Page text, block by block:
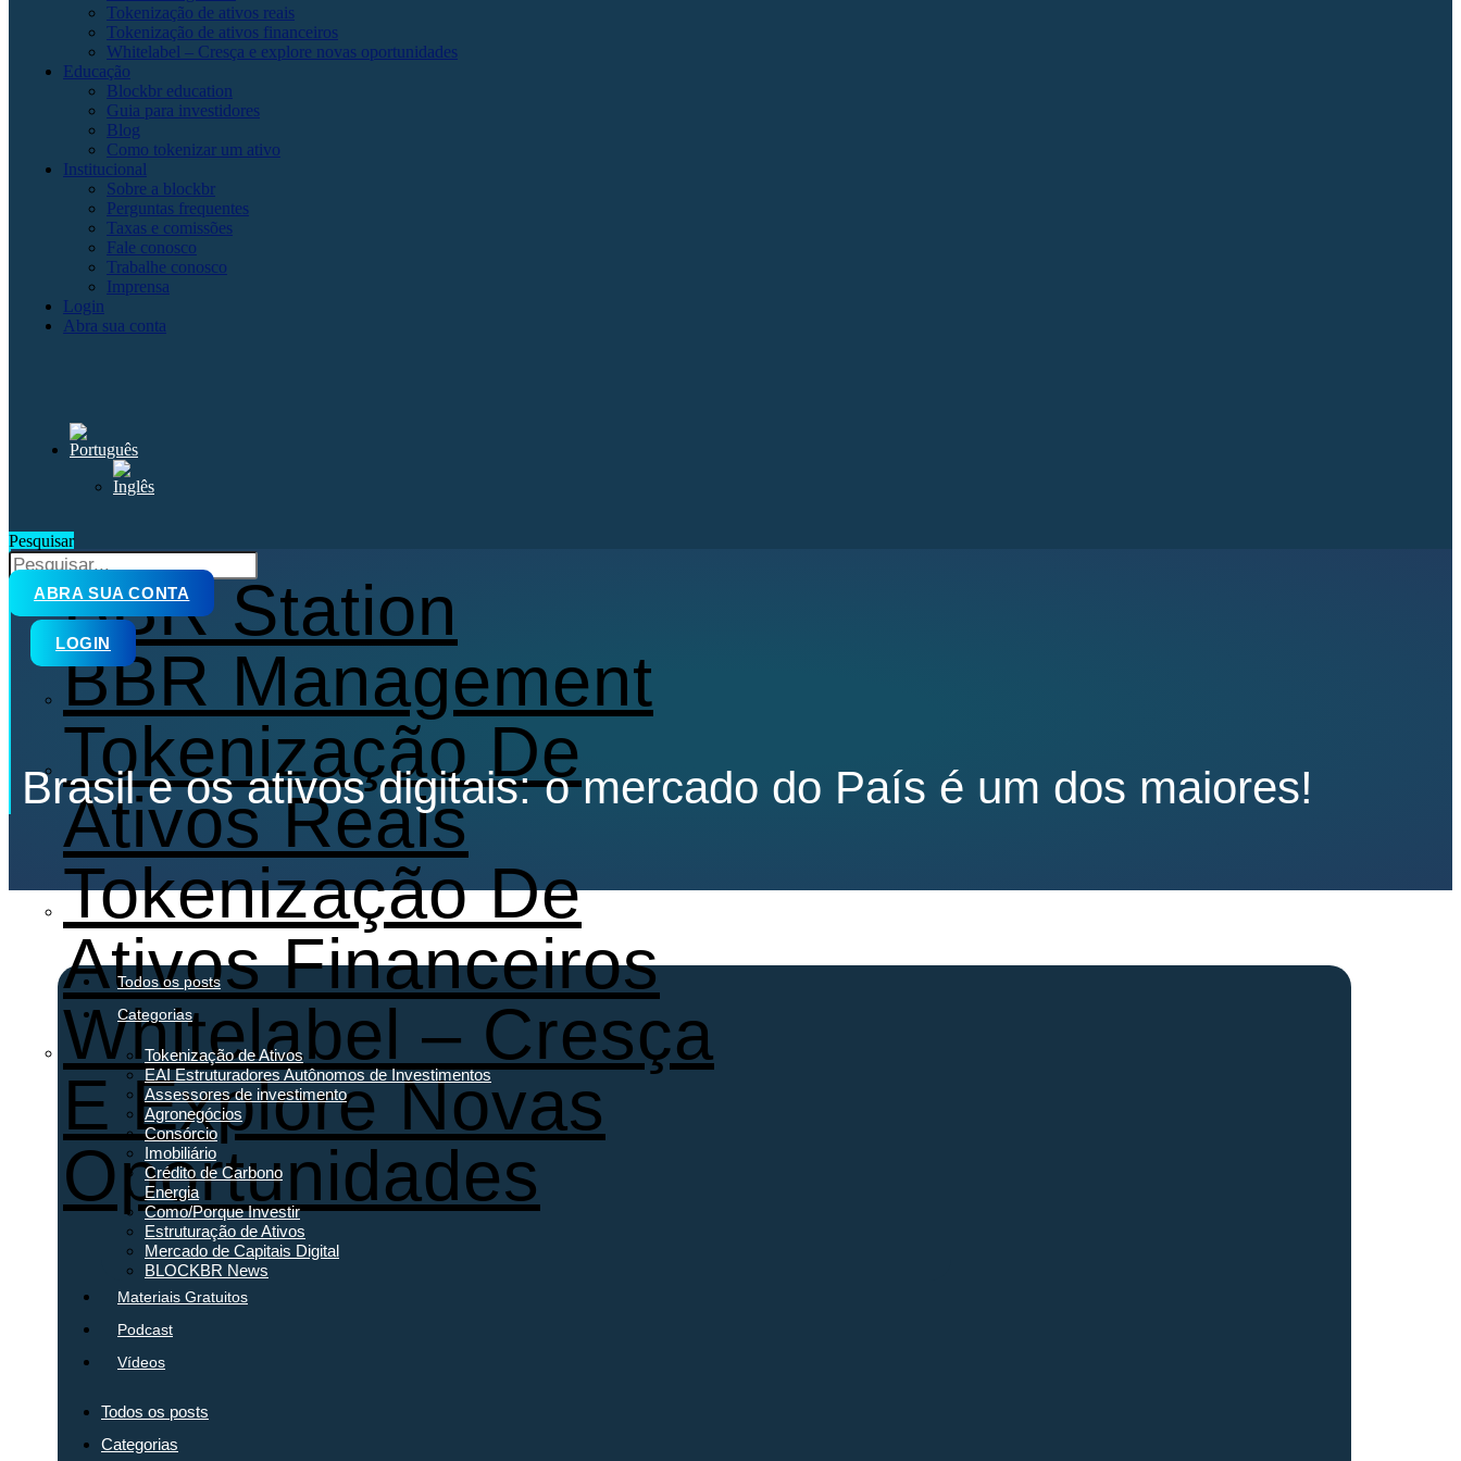
Produtos
BBR Station
BBR Management
Tokenização De
Ativos Reais
Tokenização De
Ativos Financeiros
Whitelabel – Cresça
E Explore Novas
Oportunidades
Tokenização de ativos reais
Tokenização de ativos financeiros
Whitelabel – Cresça e explore novas oportunidades
Educação
Blockbr education
Guia para investidores
Blog
Como tokenizar um ativo
Institucional
Sobre a blockbr
Perguntas frequentes
Taxas e comissões
Fale conosco
Trabalhe conosco
Imprensa
Login
Abra sua conta
Pesquisar
ABRA SUA CONTA
LOGIN
Brasil e os ativos digitais: o mercado do País é um dos maiores!
Todos os posts
Categorias
Tokenização de Ativos
EAI Estruturadores Autônomos de Investimentos
Assessores de investimento
Agronegócios
Consórcio
Imobiliário
Crédito de Carbono
Energia
Como/Porque Investir
Estruturação de Ativos
Mercado de Capitais Digital
BLOCKBR News
Materiais Gratuitos
Podcast
Vídeos
Todos os posts
Categorias